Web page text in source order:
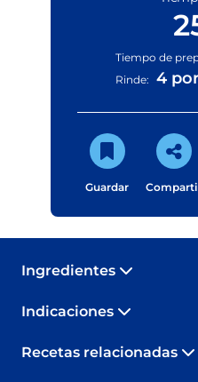
Tiempo de
Rinde: 4
Guardar
Ingredientes
Indicaciones
Recetas relacionadas